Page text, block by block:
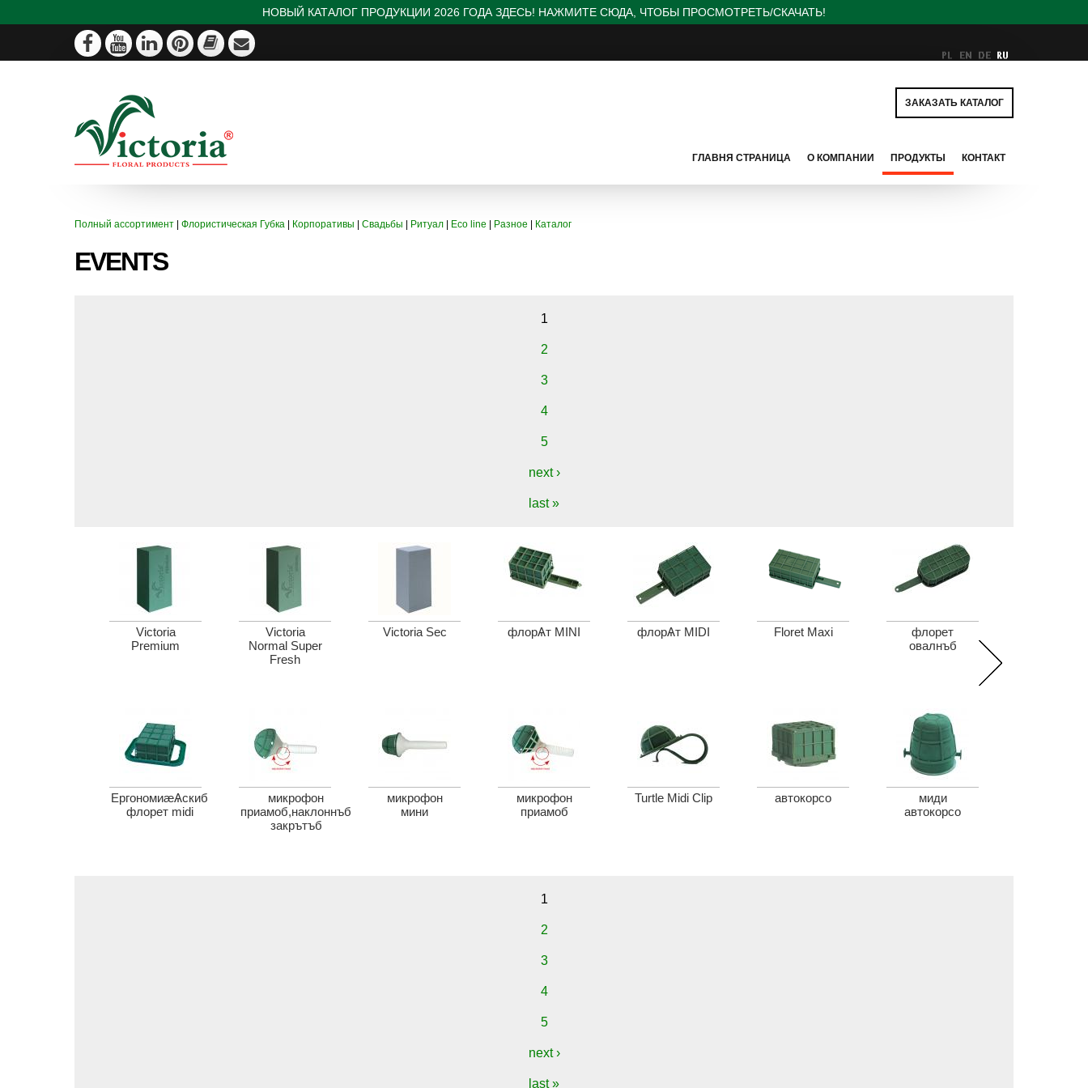
НОВЫЙ КАТАЛОГ ПРОДУКЦИИ 2026 ГОДА ЗДЕСЬ! НАЖМИТЕ СЮДА, ЧТОБЫ ПРОСМОТРЕТЬ/СКАЧАТЬ!
ЗАКАЗАТЬ КАТАЛОГ
ГЛАВНЯ СТРАНИЦА О КОМПАНИИ ПРОДУКТЫ КОНТАКТ
Полный ассортимент Флористическая Губка Корпоративы Свадьбы Ритуал Eco line Разное Каталог
EVENTS
1
2
3
4
5
next ›
last »
Victoria
Premium
Victoria
Normal Super
Fresh
Victoria Sec флорѦт MINI флорѦт MIDI Floret Maxi
флорет
овалнъб
ЕргономиæѦскиб
флорет midi
микрофон
приамоб,наклоннъб
закрътъб
микрофон
мини
микрофон
приамоб
Turtle Midi Clip автокорсо
миди
автокорсо
1
2
3
4
5
next ›
last »